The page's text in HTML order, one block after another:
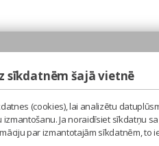
sīkdatnēm šajā vietnē
(cookies), lai analizētu
Ja noraidīsiet sīkdatņu
par izmantotajām sīkdatnēm,